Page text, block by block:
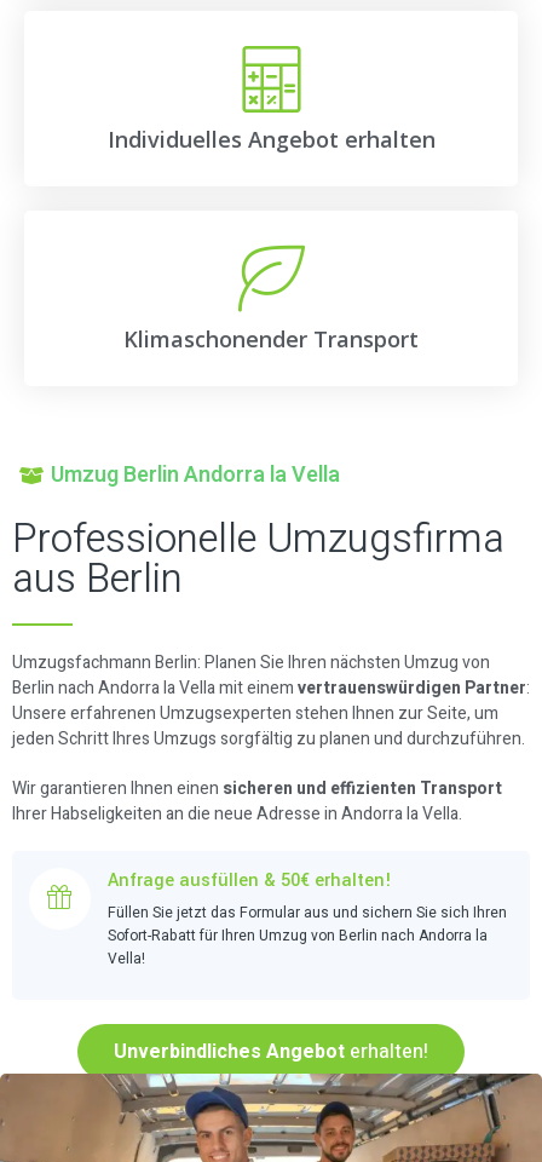
Individuelles Angebot erhalten
Klimaschonender Transport
Umzug Berlin Andorra la Vella
Professionelle Umzugsfirma
aus Berlin
Umzugsfachmann Berlin: Planen Sie Ihren nächsten Umzug von
Berlin nach Andorra la Vella mit einemvertrauenswürdigen Partner:
Unsere erfahrenen Umzugsexperten stehen Ihnen zur Seite, um
jeden Schritt Ihres Umzugs sorgfältig zu planen und durchzuführen.
Wir garantieren Ihnen einen sicheren und effizienten Transport
Ihrer Habseligkeiten an die neue Adresse in Andorra la Vella.
Anfrage ausfüllen & 50€ erhalten!
Füllen Sie jetzt das Formular aus und sichern Sie sich Ihren
Sofort-Rabatt für Ihren Umzug von Berlin nach Andorra la
Vella!
Unverbindliches Angebot erhalten!